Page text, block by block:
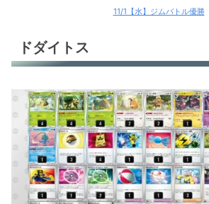
11/1【水】ジムバトル優勝
ドダイトス